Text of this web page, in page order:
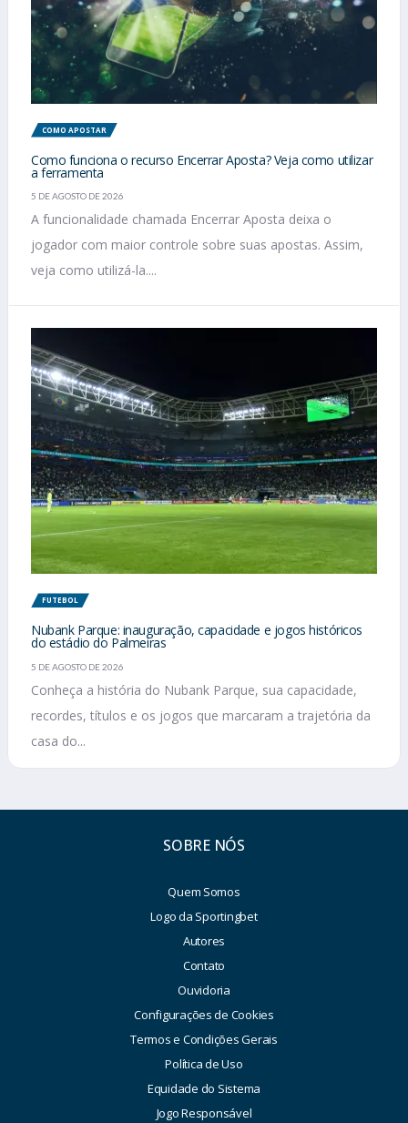
COMO APOSTAR
Como funciona o recurso Encerrar Aposta? Veja como utilizar
a ferramenta
5 DE AGOSTO DE 2026
A funcionalidade chamada Encerrar Aposta deixa o
jogador com maior controle sobre suas apostas. Assim,
veja como utilizá-la....
FUTEBOL
Nubank Parque: inauguração, capacidade e jogos históricos
do estádio do Palmeiras
5 DE AGOSTO DE 2026
Conheça a história do Nubank Parque, sua capacidade,
recordes, títulos e os jogos que marcaram a trajetória da
casa do...
SOBRE NÓS
Quem Somos
Logo da Sportingbet
Autores
Contato
Ouvidoria
Configurações de Cookies
Termos e Condições Gerais
Política de Uso
Equidade do Sistema
Jogo Responsável